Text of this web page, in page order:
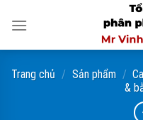
Trang chủ / Sản phẩm /
&